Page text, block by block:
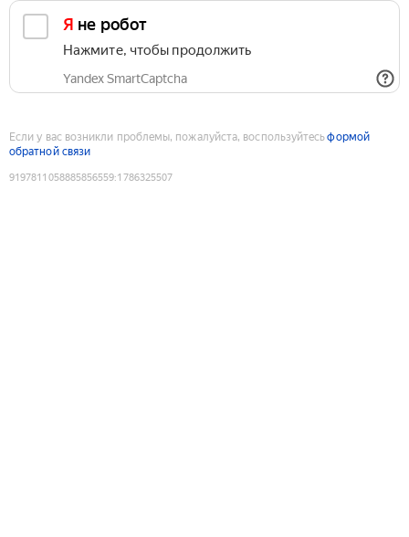
Я не робот
Нажмите, чтобы продолжить
Yandex SmartCaptcha
Если у вас возникли проблемы, пожалуйста, воспользуйтесьформой
обратной связи
9197811058885856559:1786325507